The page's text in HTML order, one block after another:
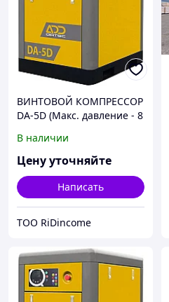
ВИНТОВОЙ КОМПРЕССОР
DA-5D (Макс. давление - 8
В наличии
Цену уточняйте
Написать
ТОО RiDincome